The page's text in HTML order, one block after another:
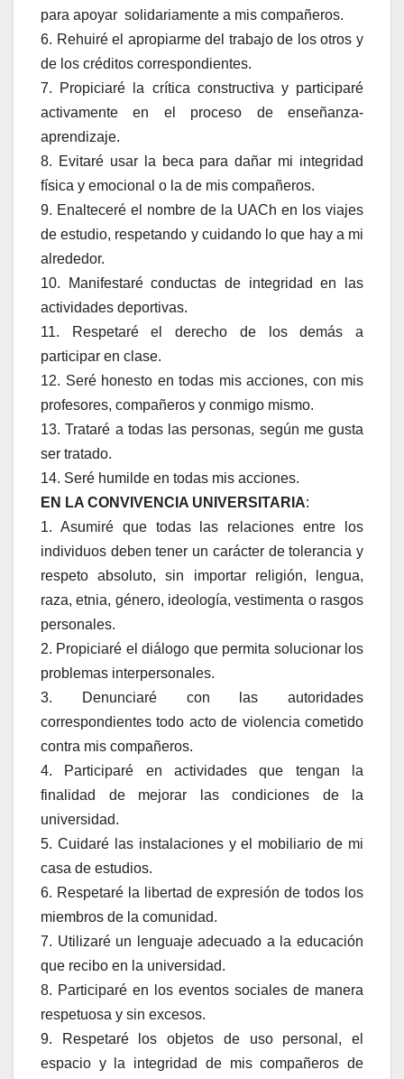
para apoyar solidariamente a mis compañeros.
6. Rehuiré el apropiarme del trabajo de los otros y
de los créditos correspondientes.
7. Propiciaré la crítica constructiva y participaré
activamente en el proceso de enseñanza-
aprendizaje.
8. Evitaré usar la beca para dañar mi integridad
física y emocional o la de mis compañeros.
9. Enalteceré el nombre de la UACh en los viajes
de estudio, respetando y cuidando lo que hay a mi
alrededor.
10. Manifestaré conductas de integridad en las
actividades deportivas.
11. Respetaré el derecho de los demás a
participar en clase.
12. Seré honesto en todas mis acciones, con mis
profesores, compañeros y conmigo mismo.
13. Trataré a todas las personas, según me gusta
ser tratado.
14. Seré humilde en todas mis acciones.
EN LA CONVIVENCIA UNIVERSITARIA:
1. Asumiré que todas las relaciones entre los
individuos deben tener un carácter de tolerancia y
respeto absoluto, sin importar religión, lengua,
raza, etnia, género, ideología, vestimenta o rasgos
personales.
2. Propiciaré el diálogo que permita solucionar los
problemas interpersonales.
3. Denunciaré con las autoridades
correspondientes todo acto de violencia cometido
contra mis compañeros.
4. Participaré en actividades que tengan la
finalidad de mejorar las condiciones de la
universidad.
5. Cuidaré las instalaciones y el mobiliario de mi
casa de estudios.
6. Respetaré la libertad de expresión de todos los
miembros de la comunidad.
7. Utilizaré un lenguaje adecuado a la educación
que recibo en la universidad.
8. Participaré en los eventos sociales de manera
respetuosa y sin excesos.
9. Respetaré los objetos de uso personal, el
espacio y la integridad de mis compañeros de